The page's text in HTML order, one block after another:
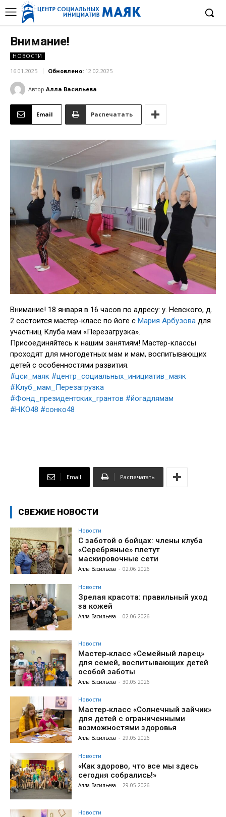
Внимание!
НОВОСТИ
16.01.2025 Обновлено: 12.02.2025
Автор Алла Васильева
Email Распечатать
Внимание! 18 января в 16 часов по адресу: у. Невского, д.
2 состоится мастер-класс по йоге с Мария Арбузова для
участниц Клуба мам «Перезагрузка».
Присоединяйтесь к нашим занятиям! Мастер-классы
проходят для многодетных мам и мам, воспитывающих
детей с особенностями развития.
#цси_маяк #центр_социальных_инициатив_маяк
#Клуб_мам_Перезагрузка
#Фонд_президентских_грантов #йогадлямам
#НКО48 #сонко48
Email Распечатать
СВЕЖИЕ НОВОСТИ
Новости
С заботой о бойцах: члены клуба
«Серебряные» плетут
маскировочные сети
Алла Васильева - 02.06.2026
Новости
Зрелая красота: правильный уход
за кожей
Алла Васильева - 02.06.2026
Новости
Мастер‑класс «Семейный ларец»
для семей, воспитывающих детей
особой заботы
Алла Васильева - 30.05.2026
Новости
Мастер‑класс «Солнечный зайчик»
для детей с ограниченными
возможностями здоровья
Алла Васильева - 29.05.2026
Новости
«Как здорово, что все мы здесь
сегодня собрались!»
Алла Васильева - 29.05.2026
Новости